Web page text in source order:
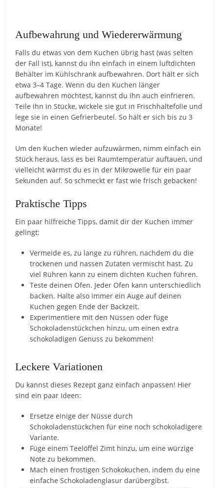
Aufbewahrung und Wiedererwärmung
Falls du etwas von dem Kuchen übrig hast (was selten
der Fall ist), kannst du ihn einfach in einem luftdichten
Behälter im Kühlschrank aufbewahren. Dort hält er sich
etwa 3–4 Tage. Wenn du den Kuchen länger
aufbewahren möchtest, kannst du ihn auch einfrieren.
Teile ihn in Stücke, wickele sie gut in Frischhaltefolie und
lege sie in einen Gefrierbeutel. So hält er sich bis zu 3
Monate!
Um den Kuchen wieder aufzuwärmen, nimm einfach ein
Stück heraus, lass es bei Raumtemperatur auftauen, und
vielleicht wärmst du es in der Mikrowelle für ein paar
Sekunden auf. So schmeckt er fast wie frisch gebacken!
Praktische Tipps
Ein paar hilfreiche Tipps, damit dir der Kuchen immer
gelingt:
Vermeide es, zu lange zu rühren, nachdem du die
trockenen und nassen Zutaten vermischt hast. Zu
viel Rühren kann zu einem dichten Kuchen führen.
Teste deinen Ofen. Jeder Ofen kann unterschiedlich
backen. Halte also immer ein Auge auf deinen
Kuchen gegen Ende der Backzeit.
Experimentiere mit den Nüssen oder füge
Schokoladenstückchen hinzu, um einen extra
schokoladigen Genuss zu bekommen!
Leckere Variationen
Du kannst dieses Rezept ganz einfach anpassen! Hier
sind ein paar Ideen:
Ersetze einige der Nüsse durch
Schokoladenstückchen für eine noch schokoladigere
Variante.
Füge einem Teelöffel Zimt hinzu, um eine würzige
Note zu bekommen.
Mach einen frostigen Schokokuchen, indem du eine
einfache Schokoladenglasur darübergibst.